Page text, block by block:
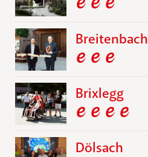
Brixlegg
Dölsach